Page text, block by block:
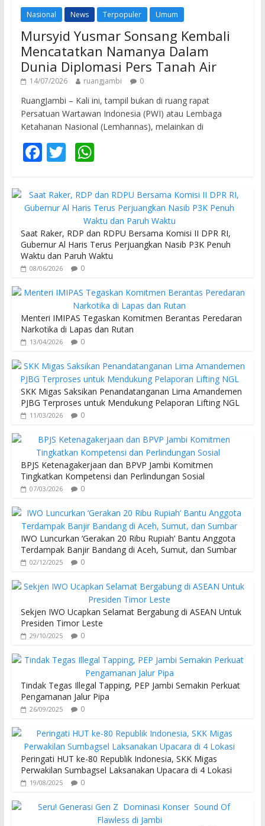
Nasional News Terpopuler Umum
Mursyid Yusmar Sonsang Kembali
Mencatatkan Namanya Dalam
Dunia Diplomasi Pers Tanah Air
14/07/2026 ruangjambi 0
RuangJambi – Kali ini, tampil bukan di ruang rapat
Persatuan Wartawan Indonesia (PWI) atau Lembaga
Ketahanan Nasional (Lemhannas), melainkan di
F
e
b
o
o
k
T
itt
er
W
at
s
A
p
p
Saat Raker, RDP dan RDPU Bersama Komisi II DPR RI,
Gubernur Al Haris Terus Perjuangkan Nasib P3K Penuh
Waktu dan Paruh Waktu
08/06/2026 0
Menteri IMIPAS Tegaskan Komitmen Berantas Peredaran
Narkotika di Lapas dan Rutan
13/04/2026 0
SKK Migas Saksikan Penandatanganan Lima Amandemen
PJBG Terproses untuk Mendukung Pelaporan Lifting NGL
11/03/2026 0
BPJS Ketenagakerjaan dan BPVP Jambi Komitmen
Tingkatkan Kompetensi dan Perlindungan Sosial
07/03/2026 0
IWO Luncurkan ‘Gerakan 20 Ribu Rupiah’ Bantu Anggota
Terdampak Banjir Bandang di Aceh, Sumut, dan Sumbar
02/12/2025 0
Sekjen IWO Ucapkan Selamat Bergabung di ASEAN Untuk
Presiden Timor Leste
29/10/2025 0
Tindak Tegas Illegal Tapping, PEP Jambi Semakin Perkuat
Pengamanan Jalur Pipa
26/09/2025 0
Peringati HUT ke-80 Republik Indonesia, SKK Migas
Perwakilan Sumbagsel Laksanakan Upacara di 4 Lokasi
19/08/2025 0